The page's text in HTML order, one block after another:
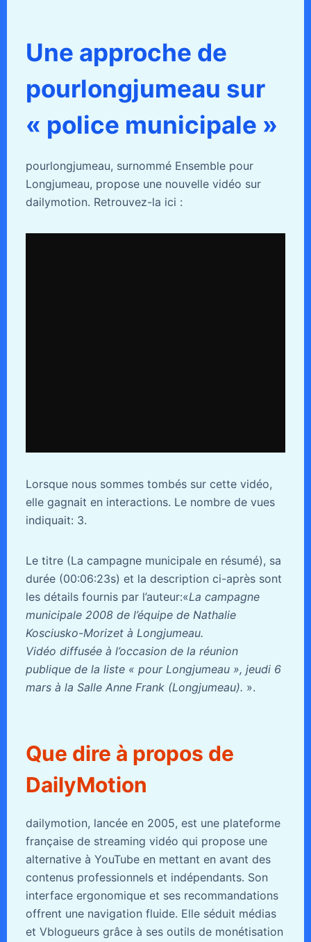
Une approche de
pourlongjumeau sur
« police municipale »
pourlongjumeau, surnommé Ensemble pour
Longjumeau, propose une nouvelle vidéo sur
dailymotion. Retrouvez-la ici :
Lorsque nous sommes tombés sur cette vidéo,
elle gagnait en interactions. Le nombre de vues
indiquait: 3.
Le titre (La campagne municipale en résumé), sa
durée (00:06:23s) et la description ci-après sont
les détails fournis par l’auteur:«La campagne
municipale 2008 de l’équipe de Nathalie
Kosciusko-Morizet à Longjumeau.
Vidéo diffusée à l’occasion de la réunion
publique de la liste « pour Longjumeau », jeudi 6
mars à la Salle Anne Frank (Longjumeau). ».
Que dire à propos de
DailyMotion
dailymotion, lancée en 2005, est une plateforme
française de streaming vidéo qui propose une
alternative à YouTube en mettant en avant des
contenus professionnels et indépendants. Son
interface ergonomique et ses recommandations
offrent une navigation fluide. Elle séduit médias
et Vblogueurs grâce à ses outils de monétisation